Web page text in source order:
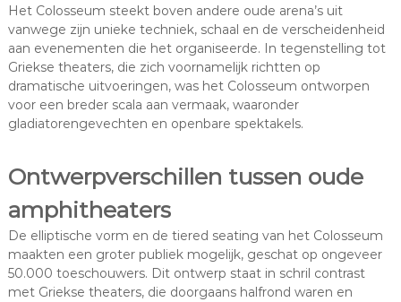
Het Colosseum steekt boven andere oude arena’s uit
vanwege zijn unieke techniek, schaal en de verscheidenheid
aan evenementen die het organiseerde. In tegenstelling tot
Griekse theaters, die zich voornamelijk richtten op
dramatische uitvoeringen, was het Colosseum ontworpen
voor een breder scala aan vermaak, waaronder
gladiatorengevechten en openbare spektakels.
Ontwerpverschillen tussen oude
amphitheaters
De elliptische vorm en de tiered seating van het Colosseum
maakten een groter publiek mogelijk, geschat op ongeveer
50.000 toeschouwers. Dit ontwerp staat in schril contrast
met Griekse theaters, die doorgaans halfrond waren en